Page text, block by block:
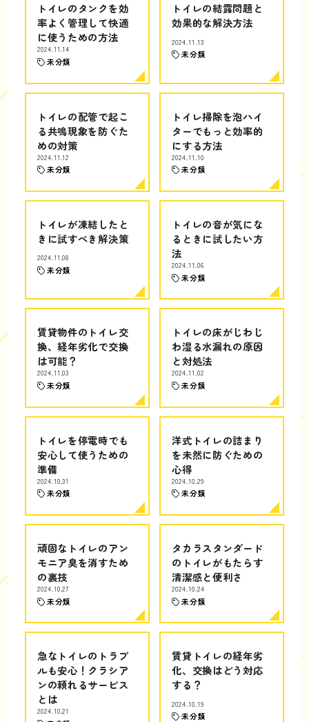
トイレのタンクを効
率よく管理して快適
に使うための方法
2024.11.14
未分類
トイレの結露問題と
効果的な解決方法
2024.11.13
未分類
トイレの配管で起こ
る共鳴現象を防ぐた
めの対策
2024.11.12
未分類
トイレ掃除を泡ハイ
ターでもっと効率的
にする方法
2024.11.10
未分類
トイレが凍結したと
きに試すべき解決策
2024.11.08
未分類
トイレの音が気にな
るときに試したい方
法
2024.11.06
未分類
賃貸物件のトイレ交
換、経年劣化で交換
は可能？
2024.11.03
未分類
トイレの床がじわじ
わ湿る水漏れの原因
と対処法
2024.11.02
未分類
トイレを停電時でも
安心して使うための
準備
2024.10.31
未分類
洋式トイレの詰まり
を未然に防ぐための
心得
2024.10.29
未分類
頑固なトイレのアン
モニア臭を消すため
の裏技
2024.10.27
未分類
タカラスタンダード
のトイレがもたらす
清潔感と便利さ
2024.10.24
未分類
急なトイレのトラブ
ルも安心！クラシア
ンの頼れるサービス
とは
2024.10.21
賃貸トイレの経年劣
化、交換はどう対応
する？
2024.10.19
未分類